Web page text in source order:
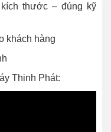
thước – đúng kỹ
khách hàng
Thịnh Phát: